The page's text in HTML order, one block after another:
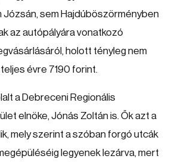
Józsán, sem Hajdúböszörményben
az autópályára vonatkozó
holott tényleg nem
évre 7190 forint.
a Debreceni Regionális
elnöke, Jónás Zoltán is. Ők azt a
mely szerint a szóban forgó utcák
legyenek lezárva, mert